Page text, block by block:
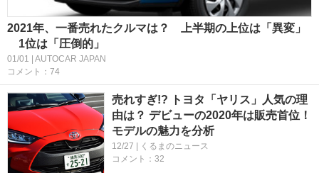
2021年、一番売れたクルマは？ 上半期の上位は「異変」
1位は「圧倒的」
01/01 | AUTOCAR JAPAN
コメント：74
売れすぎ!? トヨタ「ヤリス」人気の理
由は？ デビューの2020年は販売首位！
モデルの魅力を分析
12/27 | くるまのニュース
コメント：32